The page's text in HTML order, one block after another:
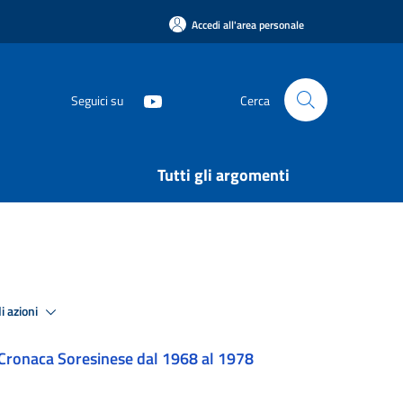
Accedi all'area personale
Seguici su Cerca
Tutti gli argomenti
azioni
Soresinese dal 1968 al 1978